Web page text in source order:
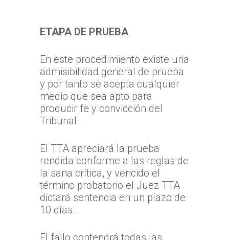
ETAPA DE PRUEBA
En este procedimiento existe una
admisibilidad general de prueba
y por tanto se acepta cualquier
medio que sea apto para
producir fe y convicción del
Tribunal.
El TTA apreciará la prueba
rendida conforme a las reglas de
la sana crítica, y vencido el
término probatorio el Juez TTA
dictará sentencia en un plazo de
10 días.